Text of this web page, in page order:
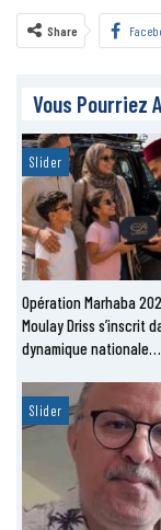
Share
Vous Pourriez
Slider
Opération Marhaba
Moulay Driss s’inscrit
dynamique nationale…
Slider